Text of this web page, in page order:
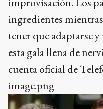
ingredientes
tener que adaptarse
esta gala llena de
cuenta oficial de
image.png